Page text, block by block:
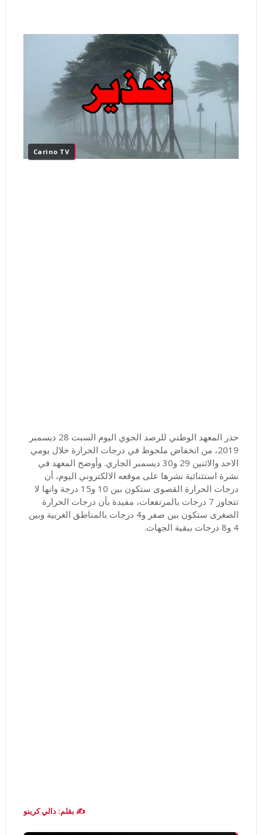
Carino TV
حذر المعهد الوطني للرصد الجوي اليوم السبت 28 ديسمبر
2019، من انخفاض ملحوظ في درجات الحرارة خلال يومي
الاحد والاثنين 29 و30 ديسمبر الجاري. وأوضح المعهد في
نشرة استثنائية نشرها على موقعه الالكتروني اليوم، أن
درجات الحرارة القصوى ستكون بين 10 و15 درجة وانها لا
تتجاوز 7 درجات بالمرتفعات، مفيدة بأن درجات الحرارة
الصغرى ستكون بين صفر و4 درجات بالمناطق الغربية وبين
4 و8 درجات ببقية الجهات.
✍️ بقلم: دالي كرينو